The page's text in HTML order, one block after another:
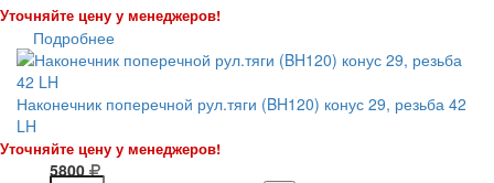
Уточняйте цену у менеджеров!
Подробнее
Наконечник поперечной рул.тяги (BH120) конус 29, резьба 42
LH
Уточняйте цену у менеджеров!
5800